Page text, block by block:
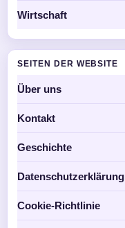
Wirtschaft
SEITEN DER WEBSITE
Über uns
Kontakt
Geschichte
Datenschutzerklärung
Cookie-Richtlinie